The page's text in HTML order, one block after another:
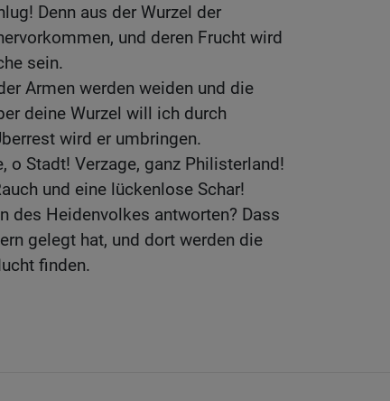
Denn aus der Wurzel der
und deren Frucht wird
sein.
Armen werden weiden und die
deine Wurzel will ich durch
wird er umbringen.
o Stadt! Verzage, ganz Philisterland!
und eine lückenlose Schar!
des Heidenvolkes antworten? Dass
gelegt hat, und dort werden die
finden.